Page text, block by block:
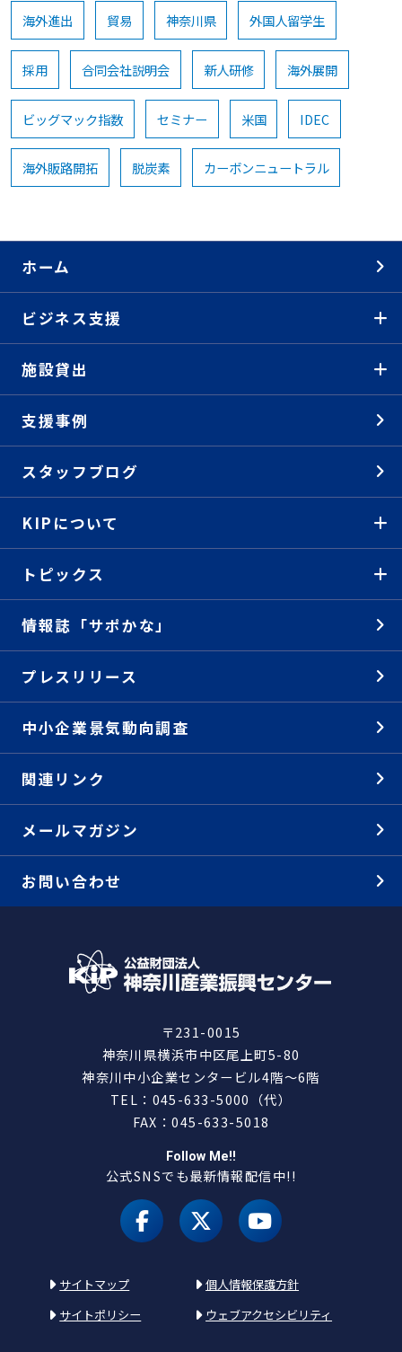
海外進出 貿易 神奈川県 外国人留学生
採用 合同会社説明会 新人研修 海外展開
ビッグマック指数 セミナー 米国 IDEC
海外販路開拓 脱炭素 カーボンニュートラル
ホーム
ビジネス支援
施設貸出
支援事例
スタッフブログ
KIPについて
トピックス
情報誌「サポかな」
プレスリリース
中小企業景気動向調査
関連リンク
メールマガジン
お問い合わせ
〒231-0015
神奈川県横浜市中区尾上町5-80
神奈川中小企業センタービル4階～6階
TEL：045-633-5000（代）
FAX：045-633-5018
Follow Me!!
公式SNSでも最新情報配信中!!
facebookX（旧 twitter）
youtube
サイトマップ
個人情報保護方針
サイトポリシー
ウェブアクセシビリティ